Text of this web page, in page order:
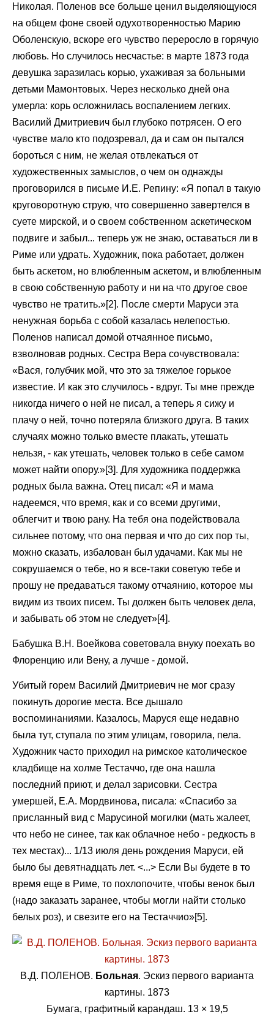
Николая. Поленов все больше ценил выделяющуюся
на общем фоне своей одухотворенностью Марию
Оболенскую, вскоре его чувство переросло в горячую
любовь. Но случилось несчастье: в марте 1873 года
девушка заразилась корью, ухаживая за больными
детьми Мамонтовых. Через несколько дней она
умерла: корь осложнилась воспалением легких.
Василий Дмитриевич был глубоко потрясен. О его
чувстве мало кто подозревал, да и сам он пытался
бороться с ним, не желая отвлекаться от
художественных замыслов, о чем он однажды
проговорился в письме И.Е. Репину: «Я попал в такую
круговоротную струю, что совершенно завертелся в
суете мирской, и о своем собственном аскетическом
подвиге и забыл... теперь уж не знаю, оставаться ли в
Риме или удрать. Художник, пока работает, должен
быть аскетом, но влюбленным аскетом, и влюбленным
в свою собственную работу и ни на что другое свое
чувство не тратить.»[2]. После смерти Маруси эта
ненужная борьба с собой казалась нелепостью.
Поленов написал домой отчаянное письмо,
взволновав родных. Сестра Вера сочувствовала:
«Вася, голубчик мой, что это за тяжелое горькое
известие. И как это случилось - вдруг. Ты мне прежде
никогда ничего о ней не писал, а теперь я сижу и
плачу о ней, точно потеряла близкого друга. В таких
случаях можно только вместе плакать, утешать
нельзя, - как утешать, человек только в себе самом
может найти опору.»[3]. Для художника поддержка
родных была важна. Отец писал: «Я и мама
надеемся, что время, как и со всеми другими,
облегчит и твою рану. На тебя она подействовала
сильнее потому, что она первая и что до сих пор ты,
можно сказать, избалован был удачами. Как мы не
сокрушаемся о тебе, но я все-таки советую тебе и
прошу не предаваться такому отчаянию, которое мы
видим из твоих писем. Ты должен быть человек дела,
и забывать об этом не следует»[4].
Бабушка В.Н. Воейкова советовала внуку поехать во
Флоренцию или Вену, а лучше - домой.
Убитый горем Василий Дмитриевич не мог сразу
покинуть дорогие места. Все дышало
воспоминаниями. Казалось, Маруся еще недавно
была тут, ступала по этим улицам, говорила, пела.
Художник часто приходил на римское католическое
кладбище на холме Тестаччо, где она нашла
последний приют, и делал зарисовки. Сестра
умершей, Е.А. Мордвинова, писала: «Спасибо за
присланный вид с Марусиной могилки (мать жалеет,
что небо не синее, так как облачное небо - редкость в
тех местах)... 1/13 июля день рождения Маруси, ей
было бы девятнадцать лет. <...> Если Вы будете в то
время еще в Риме, то похлопочите, чтобы венок был
(надо заказать заранее, чтобы могли найти столько
белых роз), и свезите его на Тестаччио»[5].
В.Д. ПОЛЕНОВ. Больная. Эскиз первого варианта
картины. 1873
Бумага, графитный карандаш. 13 × 19,5